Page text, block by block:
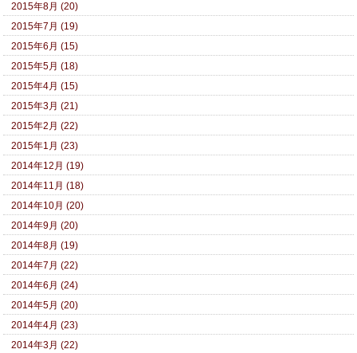
2015年8月 (20)
2015年7月 (19)
2015年6月 (15)
2015年5月 (18)
2015年4月 (15)
2015年3月 (21)
2015年2月 (22)
2015年1月 (23)
2014年12月 (19)
2014年11月 (18)
2014年10月 (20)
2014年9月 (20)
2014年8月 (19)
2014年7月 (22)
2014年6月 (24)
2014年5月 (20)
2014年4月 (23)
2014年3月 (22)